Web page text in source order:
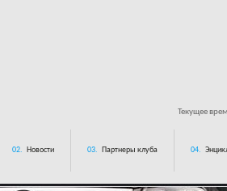
Текущее
02. Новости 03. Партнеры клуба 04.